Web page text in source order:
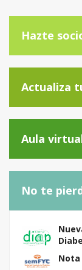
Hazte
Actualiza
Aula
No te
Nota